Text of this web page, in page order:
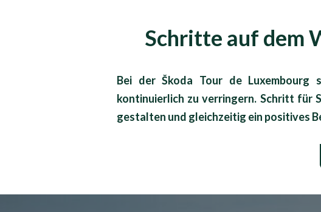
Schritte auf dem
Bei der Škoda Tour de Luxembourg
kontinuierlich zu verringern. Schritt für
gestalten und gleichzeitig ein positives